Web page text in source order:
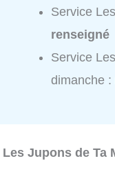
Service
renseigné
Service
dimanche :
Les Jupons de Ta